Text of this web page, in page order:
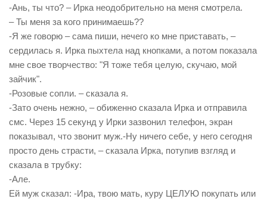
-Ань, ты что? – Ирка неодобрительно на меня смотрела.
– Ты меня за кого принимаешь??
-Я же говорю – сама пиши, нечего ко мне приставать, –
сердилась я. Ирка пыхтела над кнопками, а потом показала
мне свое творчество: "Я тоже тебя целую, скучаю, мой
зайчик".
-Розовые сопли. – сказала я.
-Зато очень нежно, – обиженно сказала Ирка и отправила
смс. Через 15 секунд у Ирки зазвонил телефон, экран
показывал, что звонит муж.-Ну ничего себе, у него сегодня
просто день страсти, – сказала Ирка, потупив взгляд и
сказала в трубку:
-Але.
Ей муж сказал: -Ира, твою мать, куру ЦЕЛУЮ покупать или